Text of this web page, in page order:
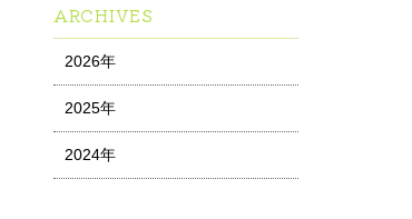
ARCHIVES
2026年
2025年
2024年